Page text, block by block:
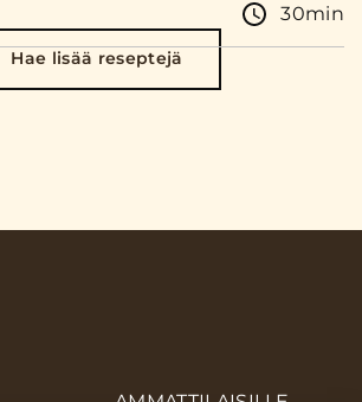
30min
Hae lisää reseptejä